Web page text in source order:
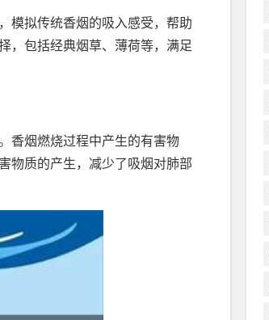
模拟传统香烟的吸入感受，帮助
，包括经典烟草、薄荷等，满足
香烟燃烧过程中产生的有害物
物质的产生，减少了吸烟对肺部